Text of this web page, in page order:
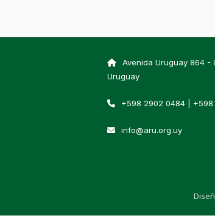
Avenida Uruguay 864 -
Uruguay
+598 2902 0484 | +598
info@aru.org.uy